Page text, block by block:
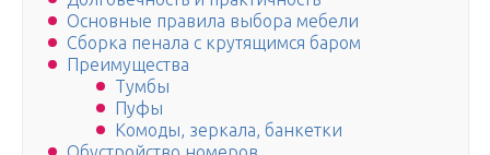
Основные правила выбора мебели
Сборка пенала с крутящимся баром
Преимущества
Тумбы
Пуфы
Комоды, зеркала, банкетки